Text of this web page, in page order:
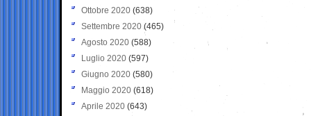
Ottobre 2020 (638)
Settembre 2020(465)
Agosto 2020 (588)
Luglio 2020 (597)
Giugno 2020 (580)
Maggio 2020 (618)
Aprile 2020 (643)